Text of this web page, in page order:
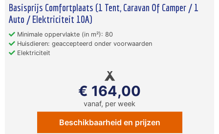
Basisprijs Comfortplaats (1 Tent, Caravan Of Camper / 1
Auto / Elektriciteit 10A)
Minimale oppervlakte (in m²): 80
Huisdieren: geaccepteerd onder voorwaarden
Elektriciteit
€ 164,00
vanaf, per week
Beschikbaarheid en prijzen